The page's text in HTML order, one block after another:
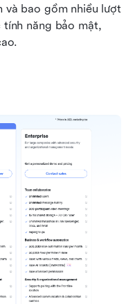
và bao gồm nhiều lượt
năng bảo mật,